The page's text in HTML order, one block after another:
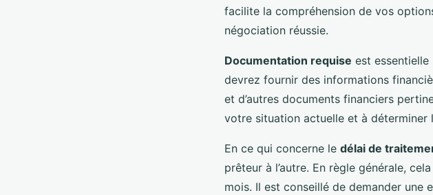
facilite la compréhension de vos
négociation réussie.
Documentation requise est
devrez fournir des informations
et d’autres documents financiers
votre situation actuelle et à
En ce qui concerne le délai de
prêteur à l’autre. En règle générale,
mois. Il est conseillé de demander